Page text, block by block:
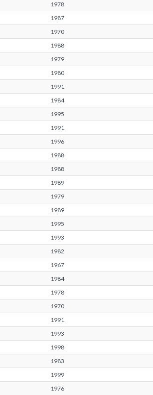
1978
1987
1970
1988
1979
1980
1991
1984
1995
1991
1996
1988
1988
1989
1979
1989
1995
1993
1982
1967
1984
1978
1970
1991
1993
1998
1983
1999
1976